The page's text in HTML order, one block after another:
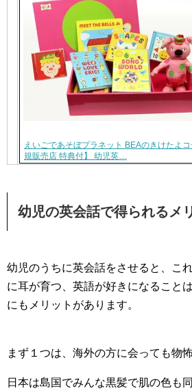
えいごであそぼプラネット BEAのきけたよ
規販売店 特典付】 幼児英…
幼児の英会話で得られるメ
幼児のうちに英会話をさせると、こ
に耳が育つ、英語が好きになること
にもメリットがあります。
まず１つは、海外の方に会っても物
日本は島国でみんな黒髪で肌の色も